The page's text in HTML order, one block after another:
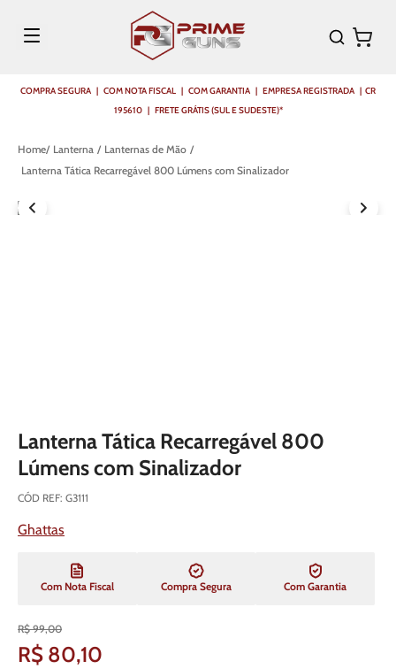
COMPRA SEGURA | COM NOTA FISCAL | COM GARANTIA | EMPRESA REGISTRADA | CR
195610 | FRETE GRÁTIS (SUL E SUDESTE)*
Lanterna
Lanternas de Mão
Lanterna Tática Recarregável 800 Lúmens com Sinalizador
Lanterna Tática Recarregável 800
Lúmens com Sinalizador
CÓD REF: G3111
Ghattas
Com Nota Fiscal Compra Segura Com Garantia
R$ 99,00
R$ 80,10